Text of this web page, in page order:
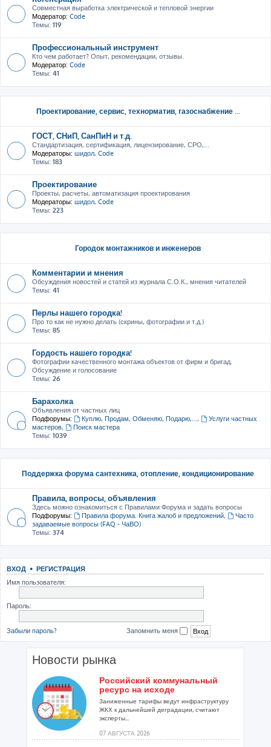
Совместная выработка электрической и тепловой энергии
Модератор: Code
Темы: 119
Профессиональный инструмент
Кто чем работает? Опыт, рекомендации, отзывы.
Модератор: Code
Темы: 41
Проектирование, сервис, тeхнорматив, газоснабжение ...
ГОСТ, СНиП, СанПиН и т.д.
Стандартизация, сертификация, лицензирование, СРО,...
Модераторы: шидол, Code
Темы: 183
Проектирование
Проекты, расчеты, автоматизация проектирования
Модераторы: шидол, Code
Темы: 223
Городок монтажников и инженеров
Комментарии и мнения
Обсуждения новостей и статей из журнала С.О.К., мнения читателей
Темы: 41
Перлы нашего городка!
Про то как не нужно делать (скрины, фотографии и т.д.)
Темы: 85
Гордость нашего городка!
Фотографии качественного монтажа объектов от фирм и бригад.
Обсуждение и голосование
Темы: 26
Барахолка
Объявления от частных лиц
Подфорумы:
Куплю, Продам, Обменяю, Подарю,...,
Услуги частных
мастеров,
Поиск мастера
Темы: 1039
Поддержка форума сантехника, отопление, кондиционирование
Правила, вопросы, объявления
Здесь можно ознакомиться с Правилами Форума и задать вопросы
Подфорумы:
Правила форума. Книга жалоб и предложений,
Часто
задаваемые вопросы (FAQ - ЧаВО)
Темы: 374
ВХОД • РЕГИСТРАЦИЯ
Имя пользователя:
Пароль:
Забыли пароль? Запомнить меня
Новости рынка
Российский коммунальный
ресурс на исходе
Заниженные тарифы ведут инфраструктуру
ЖКХ к дальнейшей деградации, считают
эксперты...
07 АВГУСТА 2026